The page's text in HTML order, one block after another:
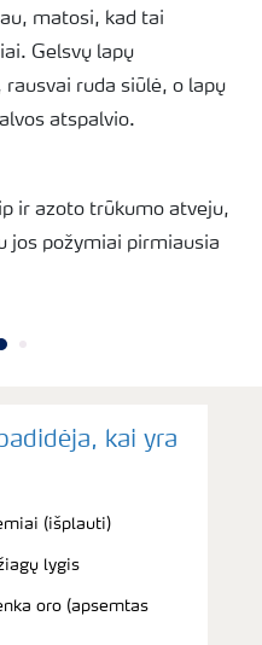
matosi, kad tai
Gelsvų lapų
ruda siūlė, o lapų
atspalvio.
ir azoto trūkumo atveju,
jos požymiai pirmiausia
kai yra
(išplauti)
lygis
oro (apsemtas